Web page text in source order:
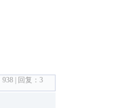
938 | 回复： 3